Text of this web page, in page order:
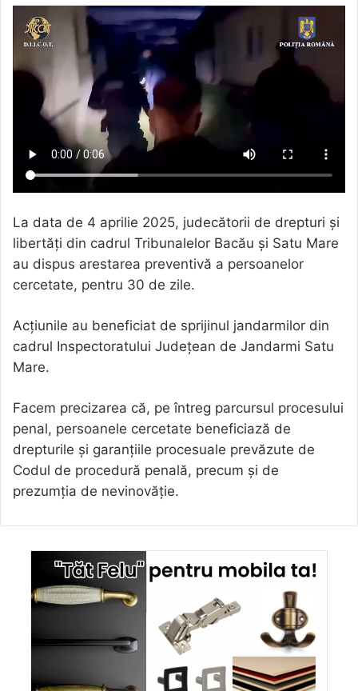
La data de 4 aprilie 2025, judecătorii de drepturi și
libertăți din cadrul Tribunalelor Bacău și Satu Mare
au dispus arestarea preventivă a persoanelor
cercetate, pentru 30 de zile.
Acțiunile au beneficiat de sprijinul jandarmilor din
cadrul Inspectoratului Județean de Jandarmi Satu
Mare.
Facem precizarea că, pe întreg parcursul procesului
penal, persoanele cercetate beneficiază de
drepturile și garanțiile procesuale prevăzute de
Codul de procedură penală, precum și de
prezumția de nevinovăție.